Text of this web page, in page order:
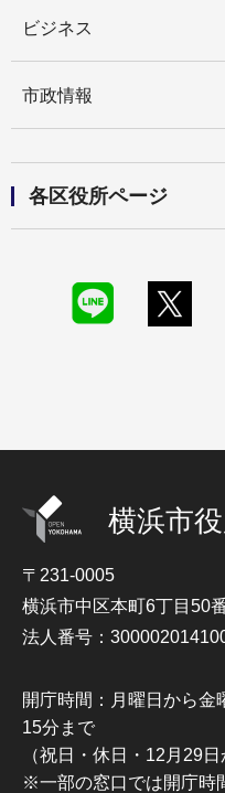
ビジネス
市政情報
各区役所ページ
横浜市
〒231-0005
横浜市中区本町6丁目50
法人番号：
開庁時間：月曜日から
15分まで
（祝日・休日・12月29
※一部の窓口では開庁時